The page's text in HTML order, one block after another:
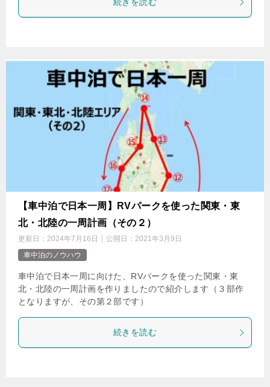
続きを読む
【車中泊で日本一周】RVパークを使った関東・東
北・北陸の一周計画（その２）
更新日： 2024年7月16日 公開日： 2021年3月9日
車中泊のノウハウ
車中泊で日本一周に向けた、RVパークを使った関東・東
北・北陸の一周計画を作りましたので紹介します（３部作
となりますが、その第２部です）
続きを読む